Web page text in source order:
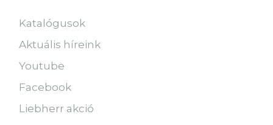
Katalógusok
Aktuális híreink
Youtube
Facebook
Liebherr akció